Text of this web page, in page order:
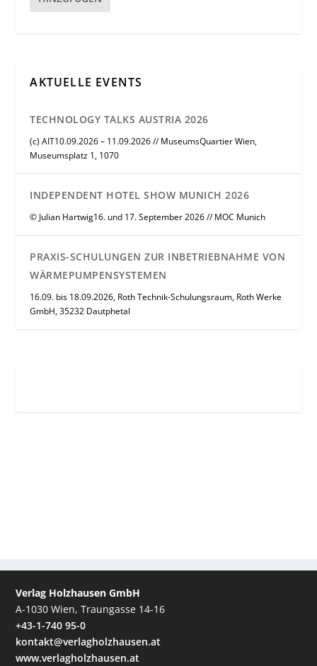
AKTUELLE EVENTS
TECHNOLOGY TALKS AUSTRIA 2026
(c) AIT10.09.2026 – 11.09.2026 // MuseumsQuartier Wien,
Museumsplatz 1, 1070
INDEPENDENT HOTEL SHOW MUNICH 2026
© Julian Hartwig16. und 17. September 2026 // MOC Munich
PRAXIS-SCHULUNGEN ZUR INBETRIEBNAHME VON
WÄRMEPUMPENSYSTEMEN
16.09. bis 18.09.2026, Roth Technik-Schulungsraum, Roth Werke
GmbH, 35232 Dautphetal
Verlag Holzhausen GmbH
A-1030 Wien, Traungasse 14-16
+43-1-740 95-0
kontakt@verlagholzhausen.at
www.verlagholzhausen.at